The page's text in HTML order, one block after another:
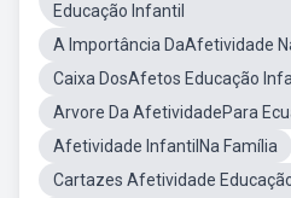
Educação Infantil
A Importância DaAfetividade
Caixa DosAfetos Educação
Arvore Da AfetividadePara
Afetividade InfantilNa Família
Cartazes Afetividade